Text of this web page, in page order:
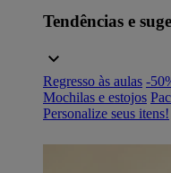
Tendências e
Regresso às aulas -
Mochilas e estojos
Personalize seus itens!